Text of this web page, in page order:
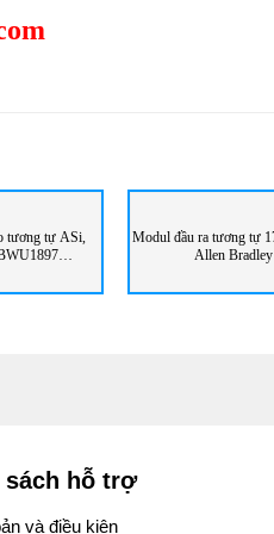
tương tự ASi,
Modul đầu ra tương tự
Allen Bradley
sách hỗ trợ
và điều kiện